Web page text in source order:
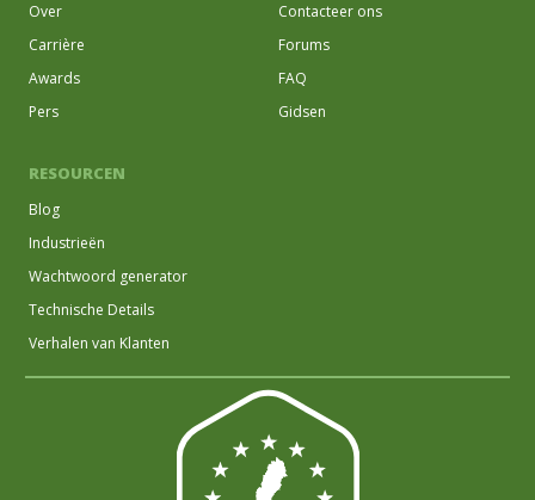
Over
Carrière
Awards
Pers
Contacteer ons
Forums
FAQ
Gidsen
RESOURCEN
Blog
Industrieën
Wachtwoord generator
Technische Details
Verhalen van Klanten